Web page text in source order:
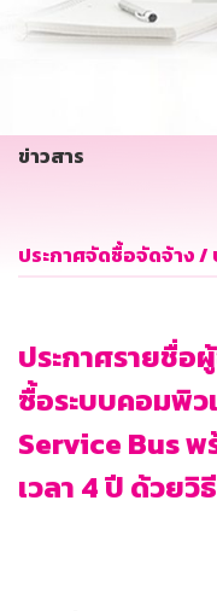
อื่นๆ
ข่าวสาร
ประกาศจัดซื้อจัดจ้าง /
ประกาศรายชื่อ
ซื้อระบบคอมพิ
Service Bus พ
เวลา 4 ปี ด้วย